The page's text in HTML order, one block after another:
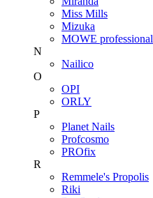
Miss Mills
Mizuka
MOWE professional
N
Nailico
O
OPI
ORLY
P
Planet Nails
Profcosmo
PROfix
R
Remmele's Propolis
Riki